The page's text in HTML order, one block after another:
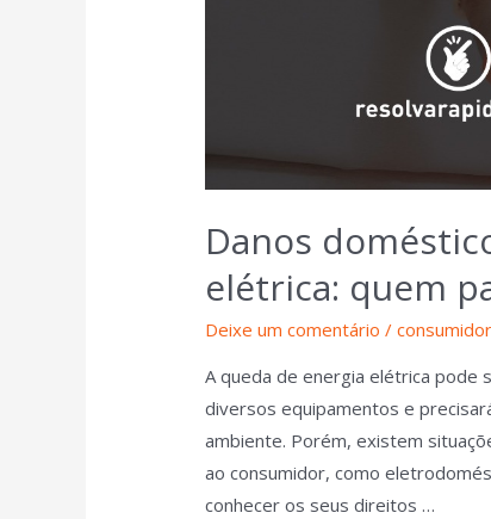
Danos
elétrica: quem
Deixe um comentário /consumidor
A queda de energia elétrica pode
diversos equipamentos e
ambiente. Porém, existem
ao consumidor, como
conhecer os seus direitos …